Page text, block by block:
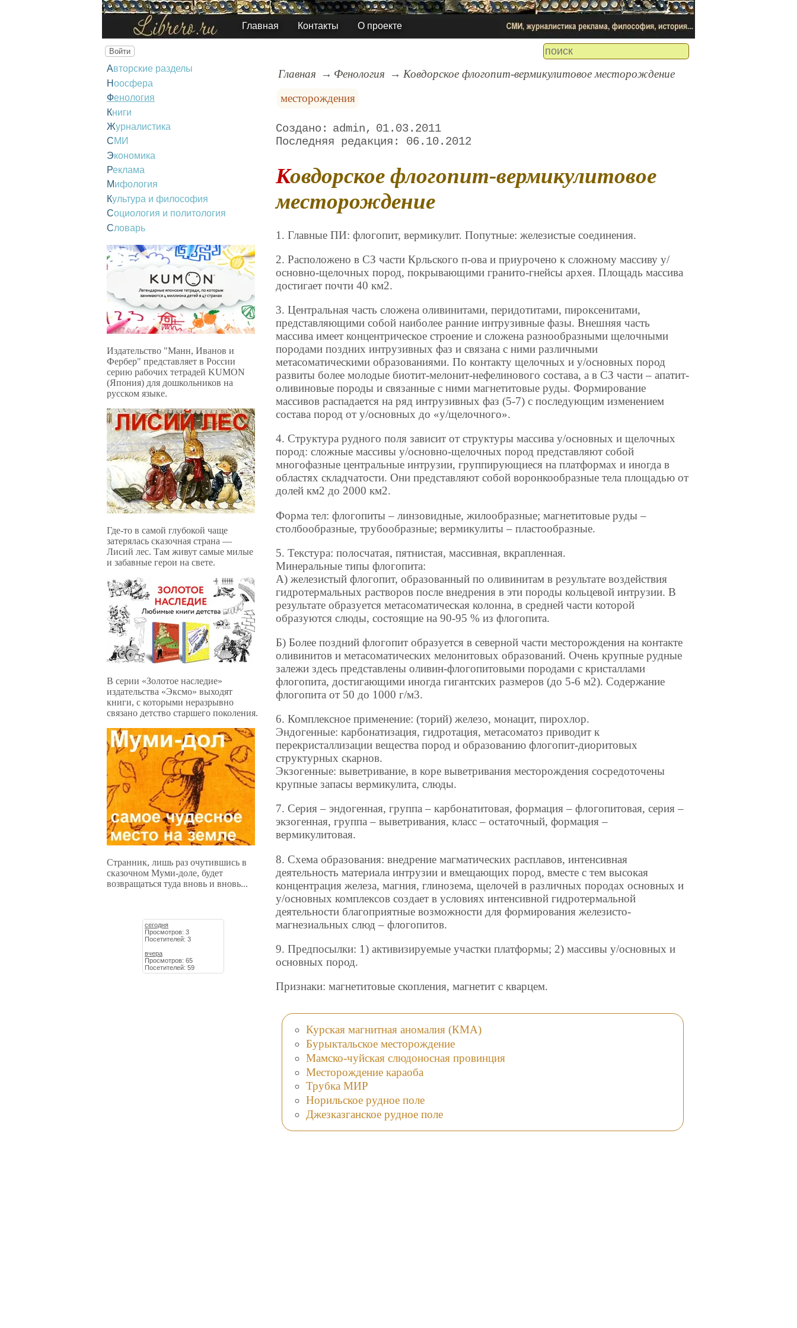
Главная Контакты О проекте
Войти
Авторские разделы
Ноосфера
Фенология
Книги
Журналистика
СМИ
Экономика
Реклама
Мифология
Культура и философия
Социология и политология
Словарь
Издательство "Манн, Иванов и
Фербер" представляет в России
серию рабочих тетрадей KUMON
(Япония) для дошкольников на
русском языке.
Где-то в самой глубокой чаще
затерялась сказочная страна —
Лисий лес. Там живут самые милые
и забавные герои на свете.
В серии «Золотое наследие»
издательства «Эксмо» выходят
книги, с которыми неразрывно
связано детство старшего поколения.
Странник, лишь раз очутившись в
сказочном Муми-доле, будет
возвращаться туда вновь и вновь...
сегодня
Просмотров: 3
Посетителей: 3
вчера
Просмотров: 65
Посетителей: 59
Главная Фенология
Ковдорское флогопит-вермикулитовое месторождение
месторождения
admin
01.03.2011
06.10.2012
Ковдорское флогопит-вермикулитовое
месторождение
1. Главные ПИ: флогопит, вермикулит. Попутные: железистые соединения.
2. Расположено в СЗ части Крльского п-ова и приурочено к сложному массиву у/
основно-щелочных пород, покрывающими гранито-гнейсы архея. Площадь массива
достигает почти 40 км2.
3. Центральная часть сложена оливинитами, перидотитами, пироксенитами,
представляющими собой наиболее ранние интрузивные фазы. Внешняя часть
массива имеет концентрическое строение и сложена разнообразными щелочными
породами поздних интрузивных фаз и связана с ними различными
метасоматическими образованиями. По контакту щелочных и у/основных пород
развиты более молодые биотит-мелонит-нефелинового состава, а в СЗ части – апатит-
оливиновые породы и связанные с ними магнетитовые руды. Формирование
массивов распадается на ряд интрузивных фаз (5-7) с последующим изменением
состава пород от у/основных до «у/щелочного».
4. Структура рудного поля зависит от структуры массива у/основных и щелочных
пород: сложные массивы у/основно-щелочных пород представляют собой
многофазные центральные интрузии, группирующиеся на платформах и иногда в
областях складчатости. Они представляют собой воронкообразные тела площадью от
долей км2 до 2000 км2.
Форма тел: флогопиты – линзовидные, жилообразные; магнетитовые руды –
столбообразные, трубообразные; вермикулиты – пластообразные.
5. Текстура: полосчатая, пятнистая, массивная, вкрапленная.
Минеральные типы флогопита:
А) железистый флогопит, образованный по оливинитам в результате воздействия
гидротермальных растворов после внедрения в эти породы кольцевой интрузии. В
результате образуется метасоматическая колонна, в средней части которой
образуются слюды, состоящие на 90-95 % из флогопита.
Б) Более поздний флогопит образуется в северной части месторождения на контакте
оливинитов и метасоматических мелонитовых образований. Очень крупные рудные
залежи здесь представлены оливин-флогопитовыми породами с кристаллами
флогопита, достигающими иногда гигантских размеров (до 5-6 м2). Содержание
флогопита от 50 до 1000 г/м3.
6. Комплексное применение: (торий) железо, монацит, пирохлор.
Эндогенные: карбонатизация, гидротация, метасоматоз приводит к
перекристаллизации вещества пород и образованию флогопит-диоритовых
структурных скарнов.
Экзогенные: выветривание, в коре выветривания месторождения сосредоточены
крупные запасы вермикулита, слюды.
7. Серия – эндогенная, группа – карбонатитовая, формация – флогопитовая, серия –
экзогенная, группа – выветривания, класс – остаточный, формация –
вермикулитовая.
8. Схема образования: внедрение магматических расплавов, интенсивная
деятельность материала интрузии и вмещающих пород, вместе с тем высокая
концентрация железа, магния, глинозема, щелочей в различных породах основных и
у/основных комплексов создает в условиях интенсивной гидротермальной
деятельности благоприятные возможности для формирования железисто-
магнезиальных слюд – флогопитов.
9. Предпосылки: 1) активизируемые участки платформы; 2) массивы у/основных и
основных пород.
Признаки: магнетитовые скопления, магнетит с кварцем.
Курская магнитная аномалия (КМА)
Бурыктальское месторождение
Мамско-чуйская слюдоносная провинция
Месторождение караоба
Трубка МИР
Норильское рудное поле
Джезказганское рудное поле